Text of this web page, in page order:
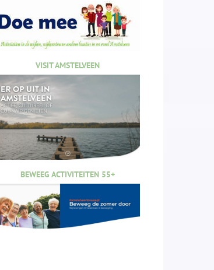
VISIT AMSTELVEEN
BEWEEG ACTIVITEITEN 55+